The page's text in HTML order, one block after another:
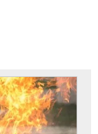
nr 12